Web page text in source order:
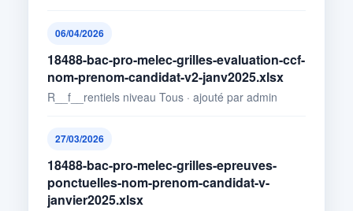
06/04/2026
18488-bac-pro-melec-grilles-evaluation-ccf-
nom-prenom-candidat-v2-janv2025.xlsx
R__f__rentiels niveau Tous · ajouté par admin
27/03/2026
18488-bac-pro-melec-grilles-epreuves-
ponctuelles-nom-prenom-candidat-v-
janvier2025.xlsx